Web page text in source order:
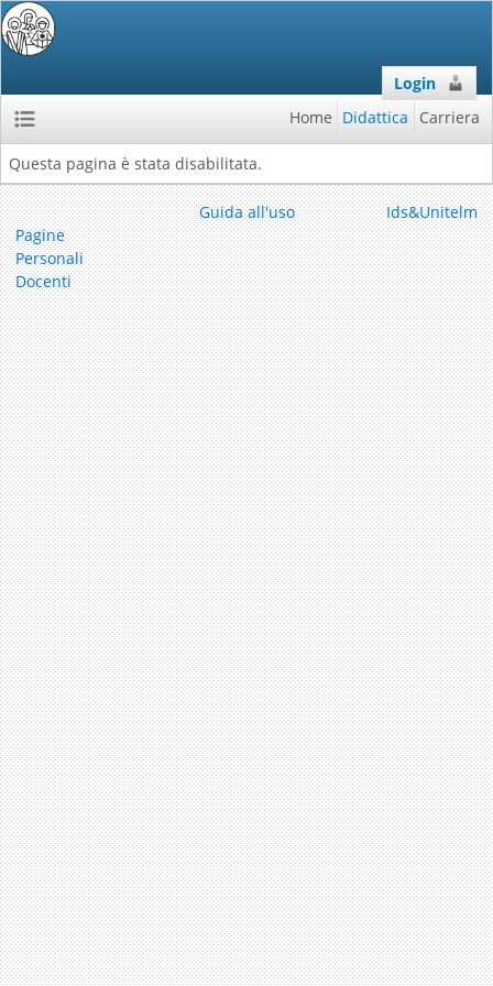
Login
Home Didattica Carriera
Questa pagina è stata disabilitata.
Pagine
Personali
Docenti
Guida all'uso Ids&Unitelm